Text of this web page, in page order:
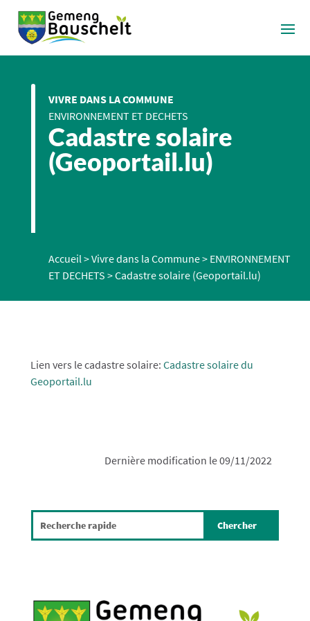
VIVRE DANS LA COMMUNE
ENVIRONNEMENT ET DECHETS
Cadastre solaire
(Geoportail.lu)
Accueil>Vivre dans la Commune> ENVIRONNEMENT
ET DECHETS >Cadastre solaire (Geoportail.lu)
Lien vers le cadastre solaire: Cadastre solaire du
Geoportail.lu
Dernière modification le 09/11/2022